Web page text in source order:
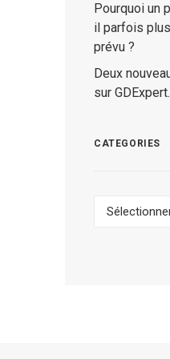
Pourquoi un
il parfois
prévu ?
Deux
sur
CATEGORIES
Categories